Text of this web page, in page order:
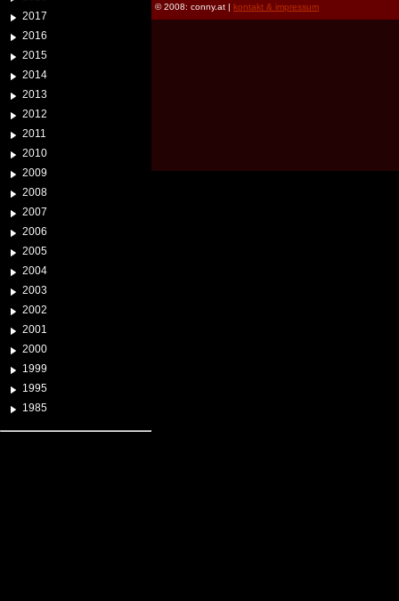
2017
2016
2015
2014
2013
2012
2011
2010
2009
2008
2007
2006
2005
2004
2003
2002
2001
2000
1999
1995
1985
© 2008: conny.at | kontakt & impressum